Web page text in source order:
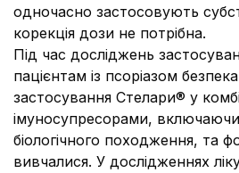
одночасно застосовують
корекція дози не потрібна.
Під час досліджень
пацієнтам із псоріазом
застосування Стелари® у
імуносупресорами,
біологічного походження, та
вивчалися. У дослідженнях